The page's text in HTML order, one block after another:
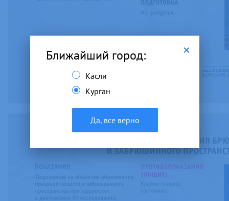
Ближайший город: ×
Касли
Курган
Да, все верно